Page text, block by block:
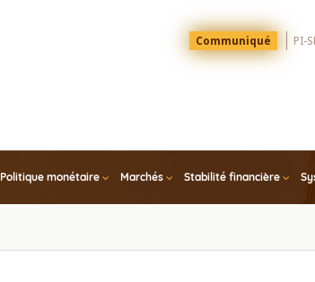
Menu
Top
Communiqué PI-
Politique monétaire Marchés Stabilité financière